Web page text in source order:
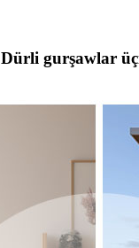
Dürli gurşawlar